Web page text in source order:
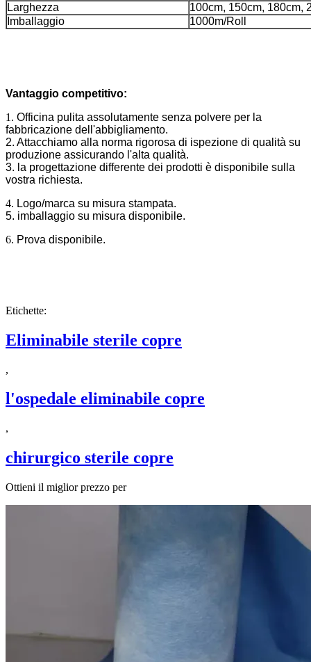
Larghezza
100cm, 150cm, 180cm,
Imballaggio
1000m/Roll
Vantaggio competitivo:
1. Officina pulita assolutamente senza polvere per la
fabbricazione dell'abbigliamento.
2. Attacchiamo alla norma rigorosa di ispezione di qualità su
produzione assicurando l'alta qualità.
3. la progettazione differente dei prodotti è disponibile sulla
vostra richiesta.
4. Logo/marca su misura stampata.
5. imballaggio su misura disponibile.
6. Prova disponibile.
Etichette:
Eliminabile sterile copre
,
l'ospedale eliminabile copre
,
chirurgico sterile copre
Ottieni il miglior prezzo per